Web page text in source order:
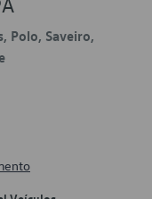
Polo, Saveiro,